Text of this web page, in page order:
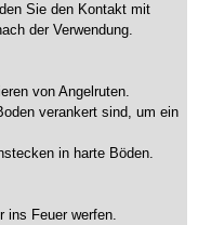
Sie den Kontakt mit
der Verwendung.
von Angelruten.
verankert sind, um ein
in harte Böden.
ins Feuer werfen.